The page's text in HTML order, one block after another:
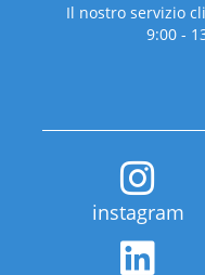
Il nostro servizio
9:00 -
instagram